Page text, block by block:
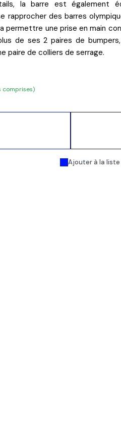
la barre est également
rapprocher des barres
permettre une prise en main
de ses 2 paires de
paire de colliers de serrage.
Ajouter à la
comprises)